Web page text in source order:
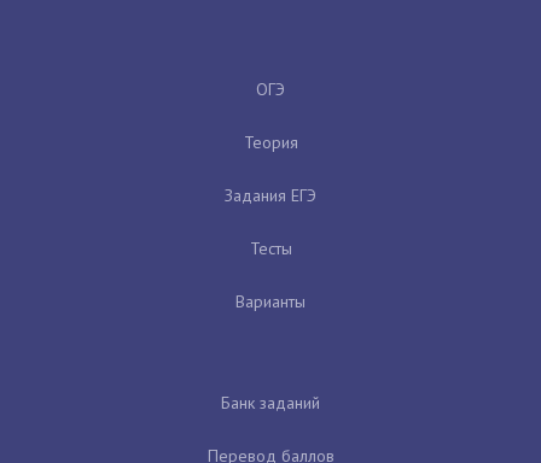
ОГЭ
Теория
Задания ЕГЭ
Тесты
Варианты
Банк заданий
Перевод баллов